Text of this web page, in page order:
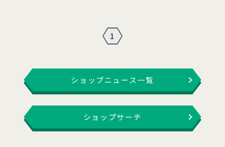
1
ショップニュース一覧
ショップサーチ